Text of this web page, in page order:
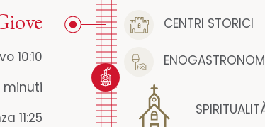
CENTRI STORICI
10:10
minuti
11:25